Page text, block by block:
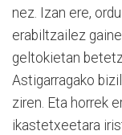
nez. Izan ere,
erabil­tzailez
geltokie­tan
Astigarragako
ziren. Eta horrek
ikastetxeetara